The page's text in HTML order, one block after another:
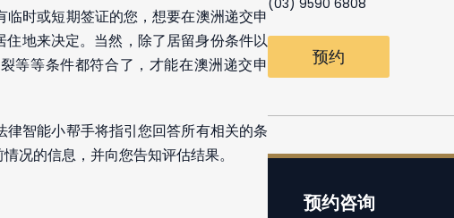
时或短期签证的您，想要在澳洲递交申
地来决定。当然，除了居留身份条件以
等等条件都符合了，才能在澳洲递交申
智能小帮手将指引您回答所有相关的条
况的信息，并向您告知评估结果。
预约
预约咨询